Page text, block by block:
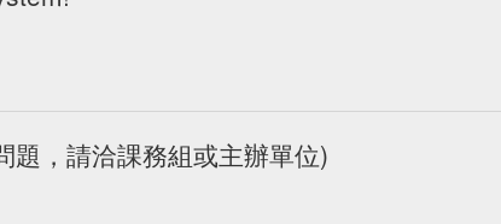
，請洽課務組或主辦單位)